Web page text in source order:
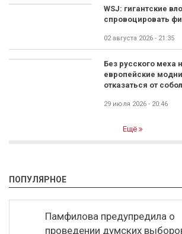
WSJ: гигантские
спровоцировать
02 августа 2026 - 21:35
Без русского меха
европейские
отказаться от
29 июля 2026 - 20:46
Ещё
ПОПУЛЯРНОЕ
Памфилова предупредила о
проведении думских